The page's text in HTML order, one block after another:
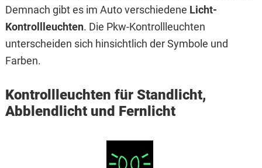
Demnach gibt es im Auto verschiedene Licht-
Kontrollleuchten. Die Pkw-Kontrollleuchten
unterscheiden sich hinsichtlich der Symbole und
Farben.
Kontrollleuchten für Standlicht,
Abblendlicht und Fernlicht